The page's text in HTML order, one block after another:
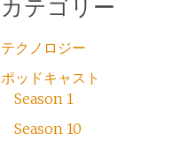
カテゴリー
テクノロジー
ポッドキャスト
Season 1
Season 10